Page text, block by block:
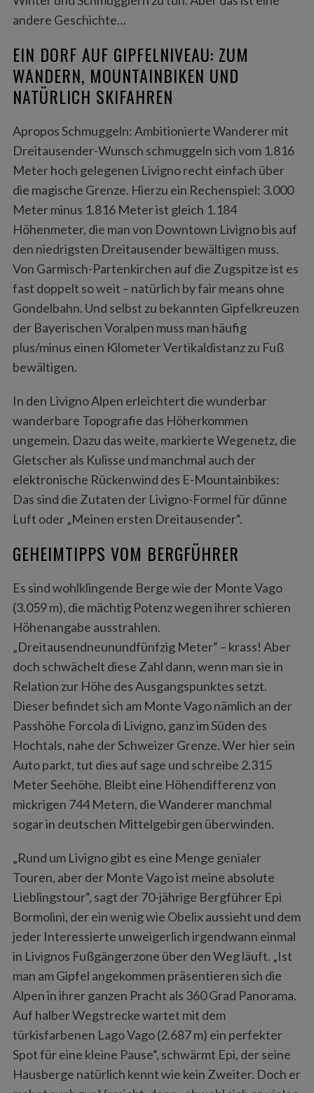
andere Geschichte…
EIN DORF AUF GIPFELNIVEAU: ZUM
WANDERN, MOUNTAINBIKEN UND
NATÜRLICH SKIFAHREN
Apropos Schmuggeln: Ambitionierte Wanderer mit
Dreitausender-Wunsch schmuggeln sich vom 1.816
Meter hoch gelegenen Livigno recht einfach über
die magische Grenze. Hierzu ein Rechenspiel: 3.000
Meter minus 1.816 Meter ist gleich 1.184
Höhenmeter, die man von Downtown Livigno bis auf
den niedrigsten Dreitausender bewältigen muss.
Von Garmisch-Partenkirchen auf die Zugspitze ist es
fast doppelt so weit – natürlich by fair means ohne
Gondelbahn. Und selbst zu bekannten Gipfelkreuzen
der Bayerischen Voralpen muss man häufig
plus/minus einen Kilometer Vertikaldistanz zu Fuß
bewältigen.
In den Livigno Alpen erleichtert die wunderbar
wanderbare Topografie das Höherkommen
ungemein. Dazu das weite, markierte Wegenetz, die
Gletscher als Kulisse und manchmal auch der
elektronische Rückenwind des E-Mountainbikes:
Das sind die Zutaten der Livigno-Formel für dünne
Luft oder „Meinen ersten Dreitausender“.
GEHEIMTIPPS VOM BERGFÜHRER
Es sind wohlklingende Berge wie der Monte Vago
(3.059 m), die mächtig Potenz wegen ihrer schieren
Höhenangabe ausstrahlen.
„Dreitausendneunundfünfzig Meter“ – krass! Aber
doch schwächelt diese Zahl dann, wenn man sie in
Relation zur Höhe des Ausgangspunktes setzt.
Dieser befindet sich am Monte Vago nämlich an der
Passhöhe Forcola di Livigno, ganz im Süden des
Hochtals, nahe der Schweizer Grenze. Wer hier sein
Auto parkt, tut dies auf sage und schreibe 2.315
Meter Seehöhe. Bleibt eine Höhendifferenz von
mickrigen 744 Metern, die Wanderer manchmal
sogar in deutschen Mittelgebirgen überwinden.
„Rund um Livigno gibt es eine Menge genialer
Touren, aber der Monte Vago ist meine absolute
Lieblingstour“, sagt der 70-jährige Bergführer Epi
Bormolini, der ein wenig wie Obelix aussieht und dem
jeder Interessierte unweigerlich irgendwann einmal
in Livignos Fußgängerzone über den Weg läuft. „Ist
man am Gipfel angekommen präsentieren sich die
Alpen in ihrer ganzen Pracht als 360 Grad Panorama.
Auf halber Wegstrecke wartet mit dem
türkisfarbenen Lago Vago (2.687 m) ein perfekter
Spot für eine kleine Pause“, schwärmt Epi, der seine
Hausberge natürlich kennt wie kein Zweiter. Doch er